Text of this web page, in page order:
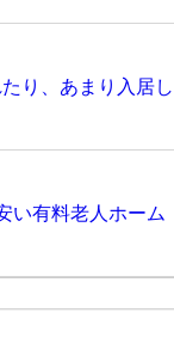
り、あまり入居し
い有料老人ホーム